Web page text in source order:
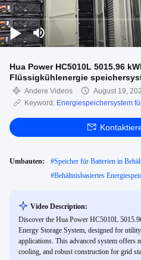
Hua Power HC5010L 5015.96
Flüssigkühlenergie
Andere Videos
August 19,
Keyword: Energiespeichersystem
Umbauten: #Speicher für Batterien in
#Behältnisbasiertes
Video Description:
Discover the Hua Power HC5010L
Energy Storage System, designed for
applications. This advanced system offers
cooling, and robust construction for grid